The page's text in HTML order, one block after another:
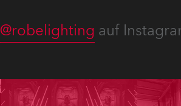
@robelighting auf